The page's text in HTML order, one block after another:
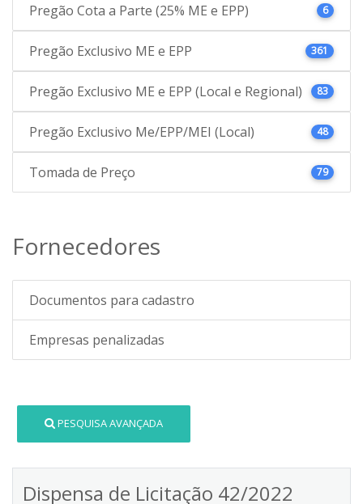
Pregão Cota a Parte (25% ME e EPP) 6
Pregão Exclusivo ME e EPP 361
Pregão Exclusivo ME e EPP (Local e Regional) 83
Pregão Exclusivo Me/EPP/MEI (Local) 48
Tomada de Preço 79
Fornecedores
Documentos para cadastro
Empresas penalizadas
PESQUISA AVANÇADA
Dispensa de Licitação 42/2022